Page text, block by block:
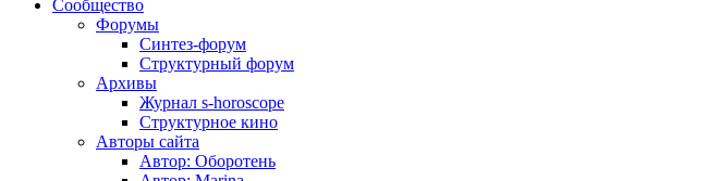
Сообщество
Форумы
Синтез-форум
Структурный форум
Архивы
Журнал s-horoscope
Структурное кино
Авторы сайта
Автор: Оборотень